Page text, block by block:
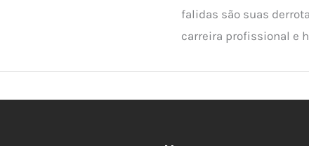
falidas são suas
carreira profissional e